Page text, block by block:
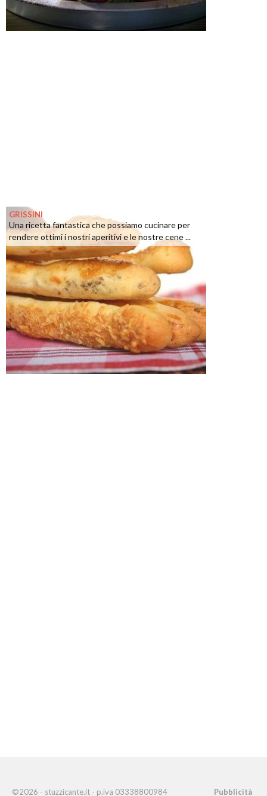
GRISSINI
Una ricetta fantastica che possiamo cucinare per
rendere ottimi i nostri aperitivi e le nostre cene ...
©2026 - stuzzicante.it - p.iva 03338800984 Pubblicità